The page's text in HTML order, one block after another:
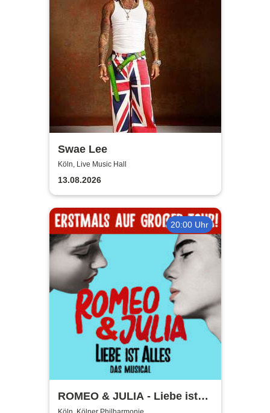
Swae Lee
Köln, Live Music Hall
13.08.2026
20:00 Uhr
ROMEO & JULIA - Liebe ist